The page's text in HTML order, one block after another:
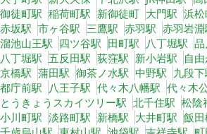
御徒町駅 稲荷町駅 新御徒町 大門駅 浜
赤坂駅 市ヶ谷駅 三鷹駅 赤羽駅 赤羽岩淵
溜池山王駅 四ツ谷駅 田町駅 八丁堀駅
八丁堀駅 五反田駅 荻窪駅 新小岩駅 自
京橋駅 蒲田駅 御茶ノ水駅 中野駅 九段下
都庁前駅 八王子駅 代々木八幡駅 代々木
とうきょうスカイツリー駅 北千住駅 松陰
小川町駅 淡路町駅 新橋駅 大井町駅 飯